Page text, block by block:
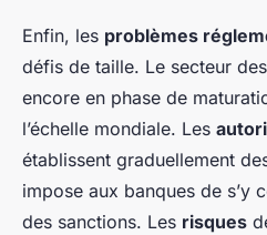
Enfin, les problèmes
défis de taille. Le secteur
encore en phase de
l’échelle mondiale. Les
établissent graduellement
impose aux banques de s’y
des sanctions. Les risques